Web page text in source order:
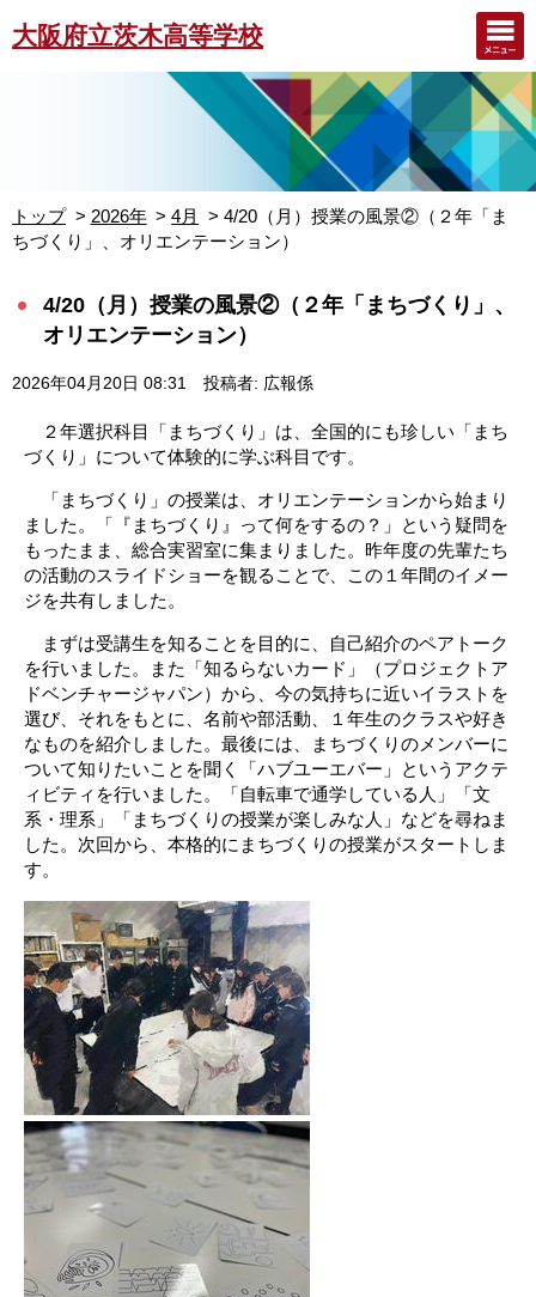
大阪府立茨木高等学校
トップ 2026年 4月
4/20（月）授業の風景②（２年「ま
ちづくり」、オリエンテーション）
4/20（月）授業の風景②（２年「まちづくり」、
オリエンテーション）
2026年04月20日 08:31 投稿者: 広報係
２年選択科目「まちづくり」は、全国的にも珍しい「まち
づくり」について体験的に学ぶ科目です。
「まちづくり」の授業は、オリエンテーションから始まり
ました。「『まちづくり』って何をするの？」という疑問を
もったまま、総合実習室に集まりました。昨年度の先輩たち
の活動のスライドショーを観ることで、この１年間のイメー
ジを共有しました。
まずは受講生を知ることを目的に、自己紹介のペアトーク
を行いました。また「知るらないカード」（プロジェクトア
ドベンチャージャパン）から、今の気持ちに近いイラストを
選び、それをもとに、名前や部活動、１年生のクラスや好き
なものを紹介しました。最後には、まちづくりのメンバーに
ついて知りたいことを聞く「ハブユーエバー」というアクテ
ィビティを行いました。「自転車で通学している人」「文
系・理系」「まちづくりの授業が楽しみな人」などを尋ねま
した。次回から、本格的にまちづくりの授業がスタートしま
す。